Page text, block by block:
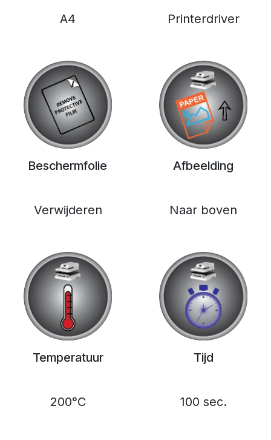
A4 Printerdriver
Beschermfolie
Verwijderen
Afbeelding
Naar boven
Temperatuur
200°C
Tijd
100 sec.